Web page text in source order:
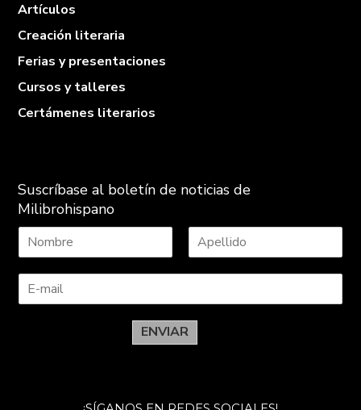
Artículos
Creación literaria
Ferias y presentaciones
Cursos y talleres
Certámenes literarios
Suscríbase al boletín de noticias de
Milibrohispano
o
b
p
l
d
ENVIAR